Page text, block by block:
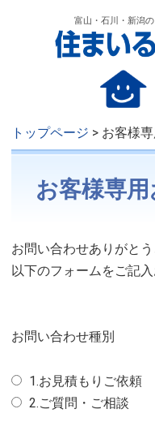
富山・石川・新潟
トップページ > お客様
お客様専
お問い合わせありがとう
以下のフォームをご記入
お問い合わせ種別
1.お見積もりご依頼
2.ご質問・ご相談